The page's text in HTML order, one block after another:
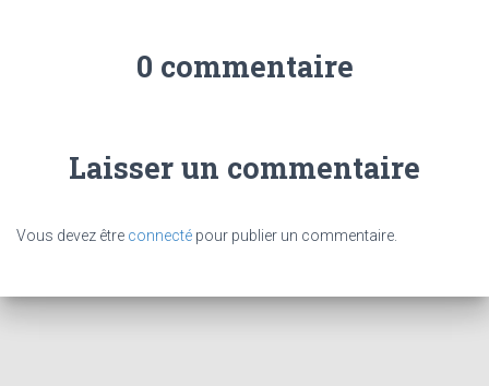
0 commentaire
Laisser un commentaire
Vous devez être connecté pour publier un commentaire.